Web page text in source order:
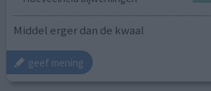
Middel erger dan de kwaal
geef mening